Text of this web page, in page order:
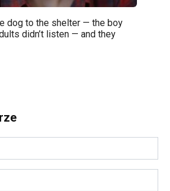
dog to the shelter — the boy
didn’t listen — and they